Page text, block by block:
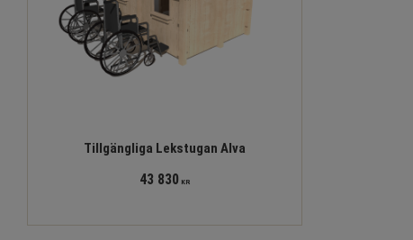
Tillgängliga Lekstugan Alva
43 830 KR